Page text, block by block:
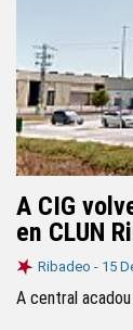
A CIG
en CLUN
Ribadeo - 15
A central